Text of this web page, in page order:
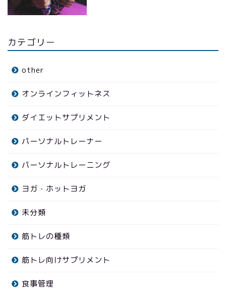
カテゴリー
other
オンラインフィットネス
ダイエットサプリメント
パーソナルトレーナー
パーソナルトレーニング
ヨガ・ホットヨガ
未分類
筋トレの種類
筋トレ向けサプリメント
食事管理